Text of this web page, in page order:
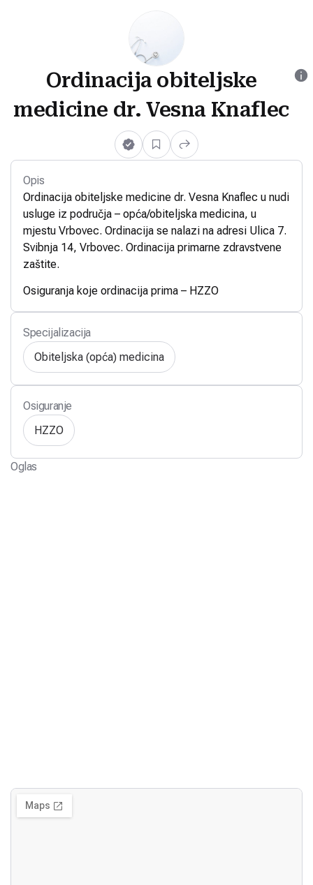
Ordinacija obiteljske
medicine dr. Vesna Knaflec
Opis
Ordinacija obiteljske medicine dr. Vesna Knaflec u nudi
usluge iz područja – opća/obiteljska medicina, u
mjestu Vrbovec. Ordinacija se nalazi na adresi Ulica 7.
Svibnja 14, Vrbovec. Ordinacija primarne zdravstvene
zaštite.
Osiguranja koje ordinacija prima – HZZO
Specijalizacija
Obiteljska (opća) medicina
Osiguranje
HZZO
Oglas